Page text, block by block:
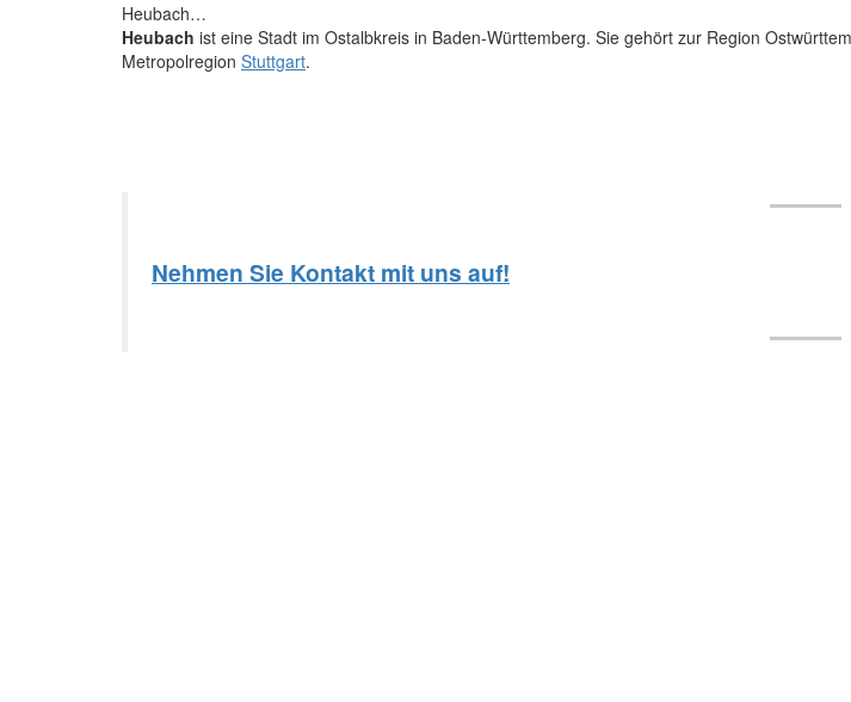
Heubach…
Heubach ist eine Stadt im Ostalbkreis in Baden-Württemberg. Sie gehört zur Region
Metropolregion Stuttgart.
Nehmen Sie Kontakt mit uns auf!